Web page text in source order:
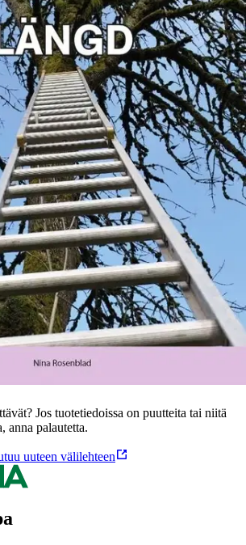
arbetsbok som ingår i läromedelsserien
och tid. Här möter eleven olika
som används för att ange längd.
dra streck, numrera, ringa in och skriva av
symboler och exempel. Alla nya
+ ordbild. Arbetsboken är begränsad till
uppleva det möjligt att klara av hela
för att även elever med begränsad
arbeta delvis självständigt.
Jos tuotetiedoissa on puutteita tai niitä
anna palautetta.
uuteen välilehteen